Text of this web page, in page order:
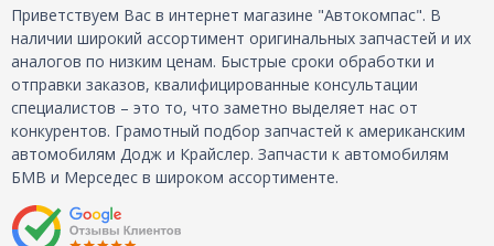
Приветствуем Вас в интернет магазине "Автокомпас". В
наличии широкий ассортимент оригинальных запчастей и их
аналогов по низким ценам. Быстрые сроки обработки и
отправки заказов, квалифицированные консультации
специалистов – это то, что заметно выделяет нас от
конкурентов. Грамотный подбор запчастей к американским
автомобилям Додж и Крайслер. Запчасти к автомобилям
БМВ и Мерседес в широком ассортименте.